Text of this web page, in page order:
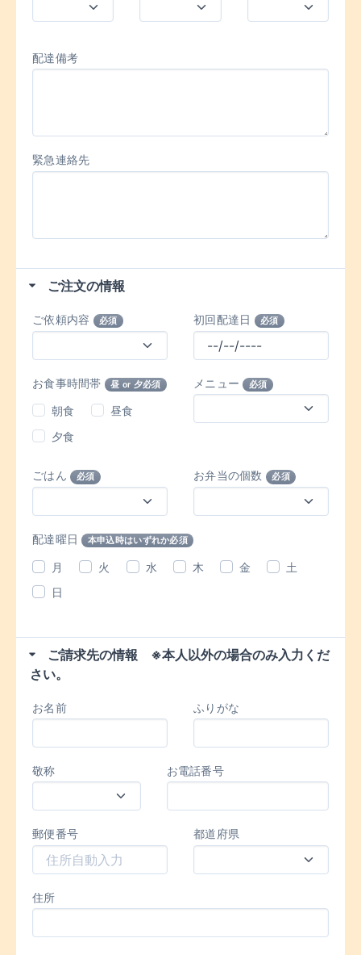
配達備考
緊急連絡先
ご注文の情報
ご依頼内容 必須 初回配達日 必須
お食事時間帯 昼 or 夕必須
朝食
昼食
夕食
メニュー 必須
ごはん 必須 お弁当の個数 必須
配達曜日 本申込時はいずれか必須
月 火 水 木 金
土
日
ご請求先の情報 ※本人以外の場合のみ入力くだ
さい。
お名前 ふりがな
敬称 お電話番号
郵便番号 都道府県
住所